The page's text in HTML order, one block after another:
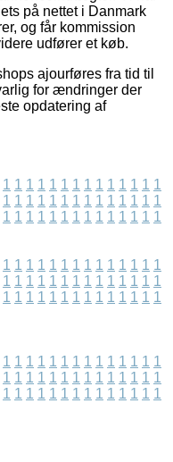
på nettet i Danmark
og får kommission
udfører et køb.
ajourføres fra tid til
for ændringer der
opdatering af
1 1 1 1 1 1 1 1 1 1 1 1 1 1
1 1 1 1 1 1 1 1 1 1 1 1 1 1
1 1 1 1 1 1 1 1 1 1 1 1 1 1
1 1 1 1 1 1 1 1 1 1 1 1 1 1
1 1 1 1 1 1 1 1 1 1 1 1 1 1
1 1 1 1 1 1 1 1 1 1 1 1 1 1
1 1 1 1 1 1 1 1 1 1 1 1 1 1
1 1 1 1 1 1 1 1 1 1 1 1 1 1
1 1 1 1 1 1 1 1 1 1 1 1 1 1